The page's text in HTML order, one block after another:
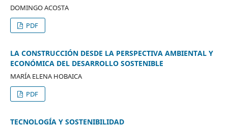
DOMINGO ACOSTA
PDF
LA CONSTRUCCIÓN DESDE LA PERSPECTIVA AMBIENTAL Y
ECONÓMICA DEL DESARROLLO SOSTENIBLE
MARÍA ELENA HOBAICA
PDF
TECNOLOGÍA Y SOSTENIBILIDAD